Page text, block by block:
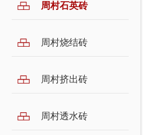
周村石英砖
周村烧结砖
周村挤出砖
周村透水砖